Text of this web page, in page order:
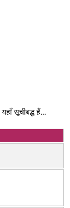
यहाँ सूचीबद्ध हैं...